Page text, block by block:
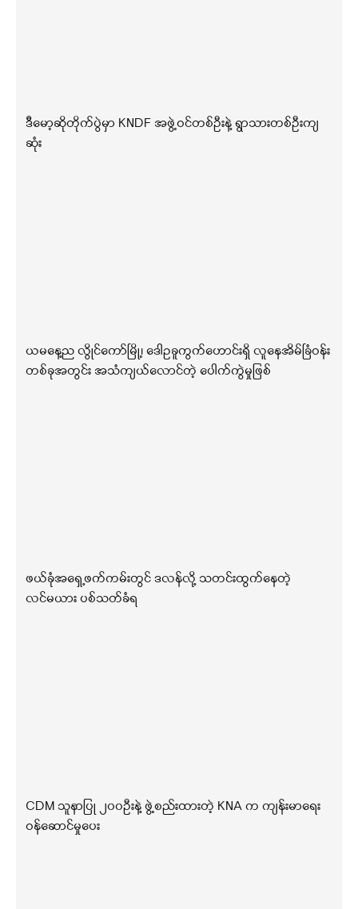
ဒီမော့ဆိုတိုက်ပွဲမှာ KNDF အဖွဲ့ဝင်တစ်ဦးနဲ့ ရွာသားတစ်ဦးကျ
ဆုံး
ယမနေ့ည လွိုင်ကော်မြို့၊ ဒေါဥခူကွက်ဟောင်းရှိ လူနေအိမ်ခြံဝန်း
တစ်ခုအတွင်း အသံကျယ်လောင်တဲ့ ပေါက်ကွဲမှုဖြစ်
ဖယ်ခုံအရှေ့ဖက်ကမ်းတွင် ဒလန်လို့ သတင်းထွက်နေတဲ့
လင်မယား ပစ်သတ်ခံရ
CDM သူနာပြု ၂၀၀ဦးနဲ့ ဖွဲ့စည်းထားတဲ့ KNA က ကျန်းမာရေး
ဝန်ဆောင်မှုပေး